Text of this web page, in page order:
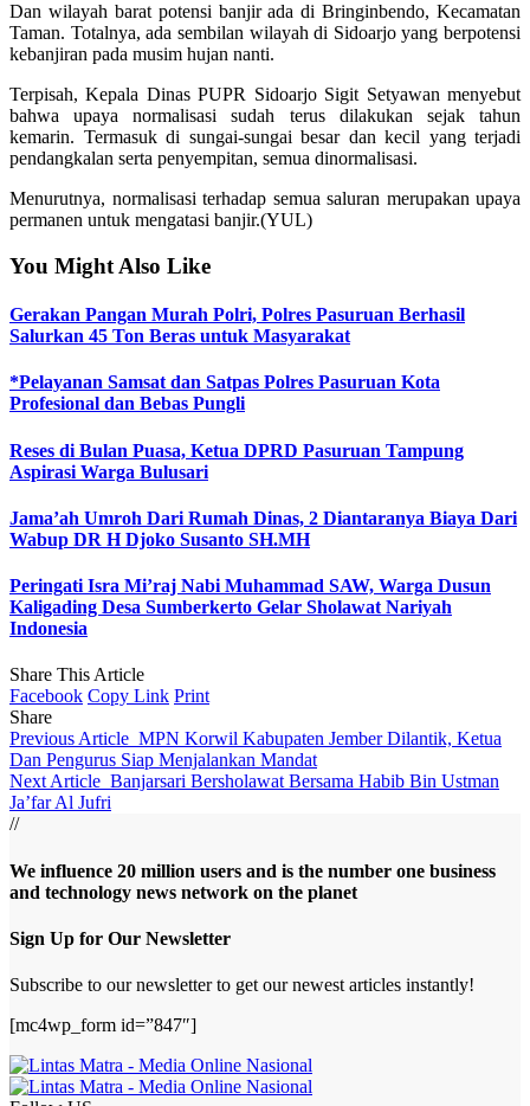
Dan wilayah barat potensi banjir ada di Bringinbendo, Kecamatan
Taman. Totalnya, ada sembilan wilayah di Sidoarjo yang berpotensi
kebanjiran pada musim hujan nanti.
Terpisah, Kepala Dinas PUPR Sidoarjo Sigit Setyawan menyebut
bahwa upaya normalisasi sudah terus dilakukan sejak tahun
kemarin. Termasuk di sungai-sungai besar dan kecil yang terjadi
pendangkalan serta penyempitan, semua dinormalisasi.
Menurutnya, normalisasi terhadap semua saluran merupakan upaya
permanen untuk mengatasi banjir.(YUL)
You Might Also Like
Gerakan Pangan Murah Polri, Polres Pasuruan Berhasil
Salurkan 45 Ton Beras untuk Masyarakat
*Pelayanan Samsat dan Satpas Polres Pasuruan Kota
Profesional dan Bebas Pungli
Reses di Bulan Puasa, Ketua DPRD Pasuruan Tampung
Aspirasi Warga Bulusari
Jama’ah Umroh Dari Rumah Dinas, 2 Diantaranya Biaya Dari
Wabup DR H Djoko Susanto SH.MH
Peringati Isra Mi’raj Nabi Muhammad SAW, Warga Dusun
Kaligading Desa Sumberkerto Gelar Sholawat Nariyah
Indonesia
Share This Article
Facebook Copy Link Print
Share
Previous Article MPN Korwil Kabupaten Jember Dilantik, Ketua
Dan Pengurus Siap Menjalankan Mandat
Next Article Banjarsari Bersholawat Bersama Habib Bin Ustman
Ja’far Al Jufri
//
We influence 20 million users and is the number one business
and technology news network on the planet
Sign Up for Our Newsletter
Subscribe to our newsletter to get our newest articles instantly!
[mc4wp_form id=”847″]